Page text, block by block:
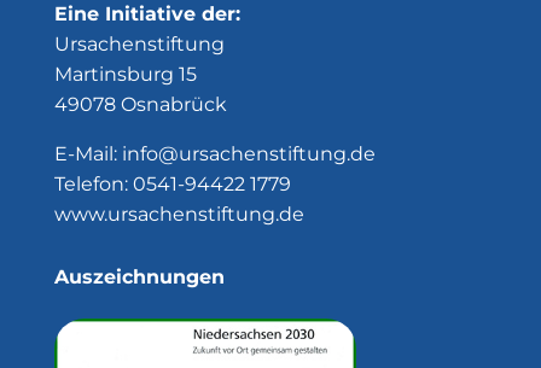
Eine Initiative der:
Ursachenstiftung
Martinsburg 15
49078 Osnabrück
E-Mail: info@ursachenstiftung.de
Telefon: 0541-94422 1779
www.ursachenstiftung.de
Auszeichnungen